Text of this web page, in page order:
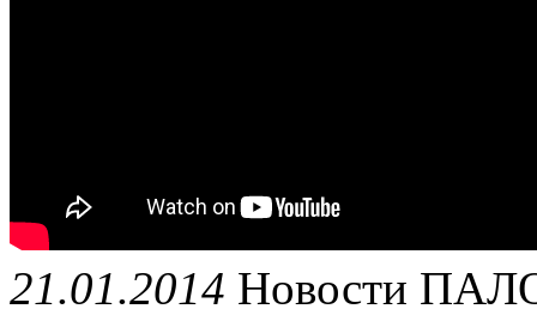
21.01.2014 Новости